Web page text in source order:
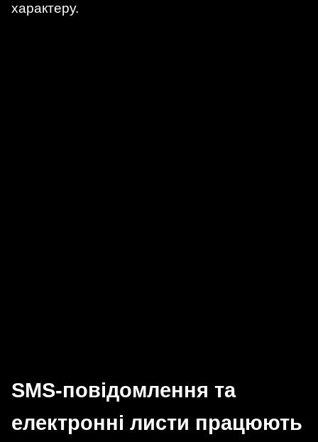
характеру.
SMS-повідомлення та
електронні листи працюють